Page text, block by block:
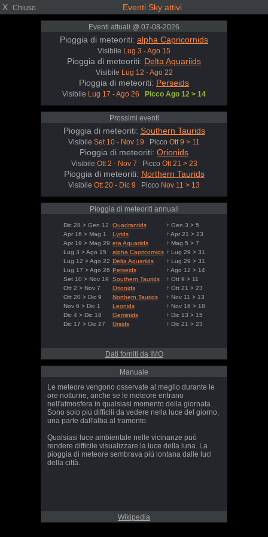
X Chiuso Eventi Sky attivi
Eventi attuali @ 07-08-2026
Pioggia di meteoriti: alpha Capricornids
Visibile Lug 3 - Ago 15
Pioggia di meteoriti: Delta Aquariids
Visibile Lug 12 - Ago 22
Pioggia di meteoriti: Perseids
Visibile Lug 17 - Ago 26 Picco Ago 12 > 14
Prossimi eventi
Pioggia di meteoriti: Southern Taurids
Visibile Set 10 - Nov 19 Picco Ott 9 > 11
Pioggia di meteoriti: Orionids
Visibile Ott 2 - Nov 7 Picco Ott 21 > 23
Pioggia di meteoriti: Northern Taurids
Visibile Ott 20 - Dic 9 Picco Nov 11 > 13
Pioggia di meteoriti annuali
Dic 28 > Gen 12 Quadrantids
↑ Gen 3 > 5
Apr 16 > Mag 1
Lyrids
↑ Apr 21 > 23
Apr 19 > Mag 29 eta Aquariids
↑ Mag 5 > 7
Lug 3 > Ago 15
alpha Capricornids ↑ Lug 29 > 31
Lug 12 > Ago 22 Delta Aquariids
↑ Lug 29 > 31
Lug 17 > Ago 26 Perseids
↑ Ago 12 > 14
Set 10 > Nov 19
Southern Taurids
↑ Ott 9 > 11
Ott 2 > Nov 7
Orionids
↑ Ott 21 > 23
Ott 20 > Dic 9
Northern Taurids
↑ Nov 11 > 13
Nov 6 > Dic 1
Leonids
↑ Nov 16 > 18
Dic 4 > Dic 18
Geminids
↑ Dic 13 > 15
Dic 17 > Dic 27
Ursids ↑ Dic 21 > 23
Dati forniti da IMO
Manuale
Le meteore vengono osservate al meglio durante le
ore notturne, anche se le meteore entrano
nell'atmosfera in qualsiasi momento della giornata.
Sono solo più difficili da vedere nella luce del giorno,
una parte dall'alba al tramonto.
Qualsiasi luce ambientale nelle vicinanze può
rendere difficile visualizzare la luce della luna. La
pioggia di meteore sembrava più lontana dalle luci
della città.
Wikipedia